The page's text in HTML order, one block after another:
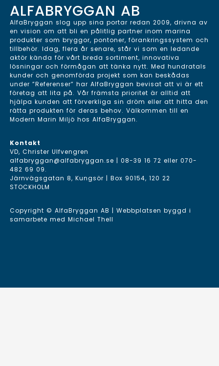
ALFABRYGGAN AB
AlfaBryggan slog upp sina portar redan 2009, drivna av
en vision om att bli en pålitlig partner inom marina
produkter som bryggor, pontoner, förankringssystem och
tillbehör. Idag, flera år senare, står vi som en ledande
aktör kända för vårt breda sortiment, innovativa
lösningar och förmågan att tänka nytt. Med hundratals
kunder och genomförda projekt som kan beskådas
under ”Referenser” har AlfaBryggan bevisat att vi är ett
företag att lita på. Vår främsta prioritet är alltid att
hjälpa kunden att förverkliga sin dröm eller att hitta den
rätta produkten för deras behov. Välkommen till en
Modern Marin Miljö hos AlfaBryggan.
Kontakt
VD, Christer Ulfvengren
alfabryggan@alfabryggan.se | 08-39 16 72 eller 070-
482 69 09.
Järnvägsgatan 8, Kungsör | Box 90154, 120 22
STOCKHOLM
Copyright © AlfaBryggan AB | Webbplatsen byggd i
samarbete med Michael Thell